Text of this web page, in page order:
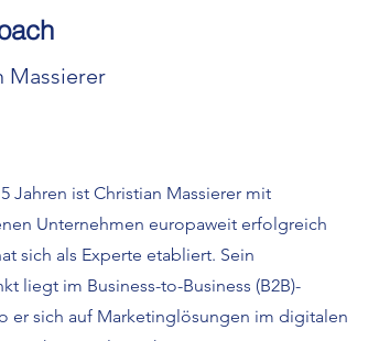
Massierer
Jahren ist Christian Massierer mit
Unternehmen europaweit erfolgreich
sich als Experte etabliert. Sein
liegt im Business-to-Business (B2B)-
er sich auf Marketinglösungen im digitalen